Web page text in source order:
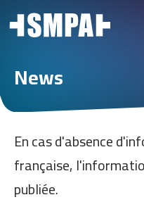
News
En cas d'absence
française,
publiée.